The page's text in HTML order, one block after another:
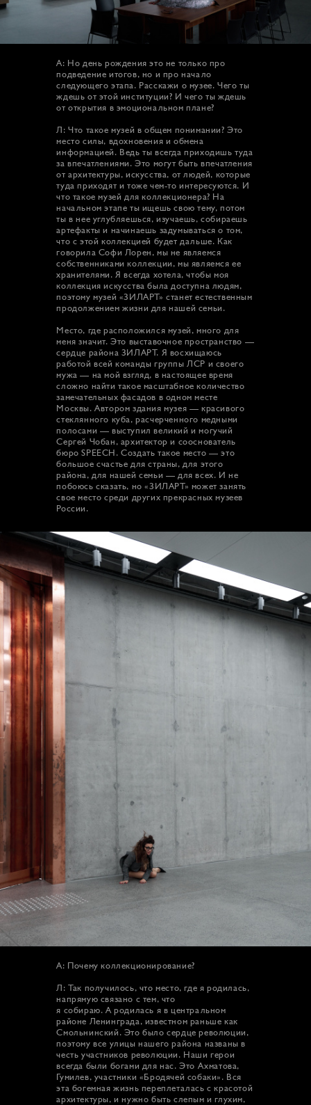
А: Но день рождения это не только про
подведение итогов, но и про начало
следующего этапа. Расскажи о музее. Чего ты
ждешь от этой институции? И чего ты ждешь
от открытия в эмоциональном плане?
Л: Что такое музей в общем понимании? Это
место силы, вдохновения и обмена
информацией. Ведь ты всегда приходишь туда
за впечатлениями. Это могут быть впечатления
от архитектуры, искусства, от людей, которые
туда приходят и тоже чем-то интересуются. И
что такое музей для коллекционера? На
начальном этапе ты ищешь свою тему, потом
ты в нее углубляешься, изучаешь, собираешь
артефакты и начинаешь задумываться о том,
что с этой коллекцией будет дальше. Как
говорила Софи Лорен, мы не являемся
собственниками коллекции, мы являемся ее
хранителями. Я всегда хотела, чтобы моя
коллекция искусства была доступна людям,
поэтому музей «ЗИЛАРТ» станет естественным
продолжением жизни для нашей семьи.
Место, где расположился музей, много для
меня значит. Это выставочное пространство —
сердце района ЗИЛАРТ. Я восхищаюсь
работой всей команды группы ЛСР и своего
мужа — на мой взгляд, в настоящее время
сложно найти такое масштабное количество
замечательных фасадов в одном месте
Москвы. Автором здания музея — красивого
стеклянного куба, расчерченного медными
полосами — выступил великий и могучий
Сергей Чобан, архитектор и сооснователь
бюро SPEECH. Создать такое место — это
большое счастье для страны, для этого
района, для нашей семьи — для всех. И не
побоюсь сказать, но «ЗИЛАРТ» может занять
свое место среди других прекрасных музеев
России.
А: Почему коллекционирование?
Л: Так получилось, что место, где я родилась,
напрямую связано с тем, что
я собираю. А родилась я в центральном
районе Ленинграда, известном раньше как
Смольнинский. Это было сердце революции,
поэтому все улицы нашего района названы в
честь участников революции. Наши герои
всегда были богами для нас. Это Ахматова,
Гумилев, участники «Бродячей собаки». Вся
эта богемная жизнь переплеталась с красотой
архитектуры, и нужно быть слепым и глухим,